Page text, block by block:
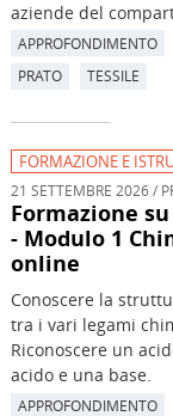
aziende del
APPROFONDIMENTO
PRATO
TESSILE
FORMAZIONE E
21 SETTEMBRE 2026 /
Formazione
- Modulo 1
online
Conoscere la
tra i vari legami
Riconoscere un
acido e una base.
APPROFONDIMENTO